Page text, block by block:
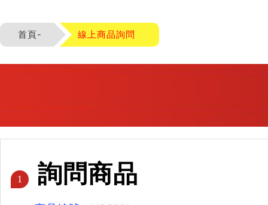
首頁- 線上商品詢問
1 詢問商品